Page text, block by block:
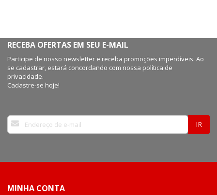
RECEBA OFERTAS EM SEU E-MAIL
Participe de nosso newsletter e receba promoções imperdíveis. Ao
se cadastrar, estará concordando com nossa política de
privacidade.
Cadastre-se hoje!
Inscreva-
se
na
IR
MINHA CONTA